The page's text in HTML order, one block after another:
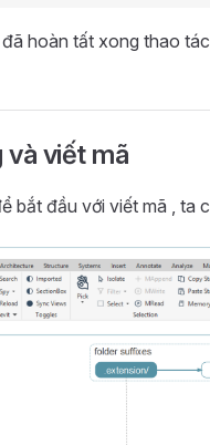
hoàn tất xong thao
và viết mã
bắt đầu với viết mã , ta